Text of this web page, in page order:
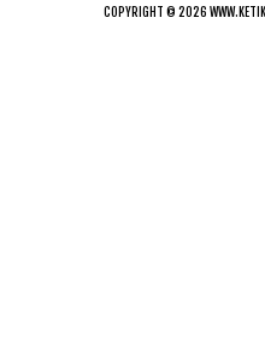
COPYRIGHT © 2026